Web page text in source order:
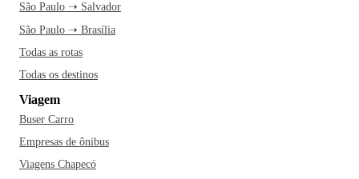
São Paulo ➝ Salvador
São Paulo ➝ Brasília
Todas as rotas
Todas os destinos
Viagem
Buser Carro
Empresas de ônibus
Viagens Chapecó